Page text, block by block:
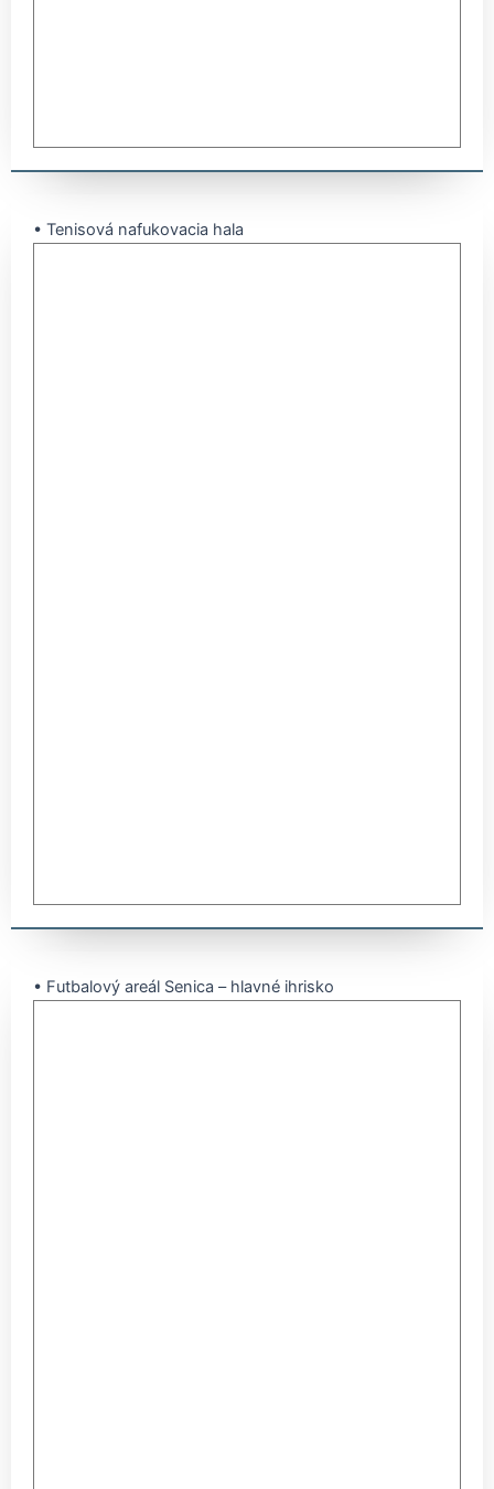
• Tenisová nafukovacia hala
• Futbalový areál Senica – hlavné ihrisko